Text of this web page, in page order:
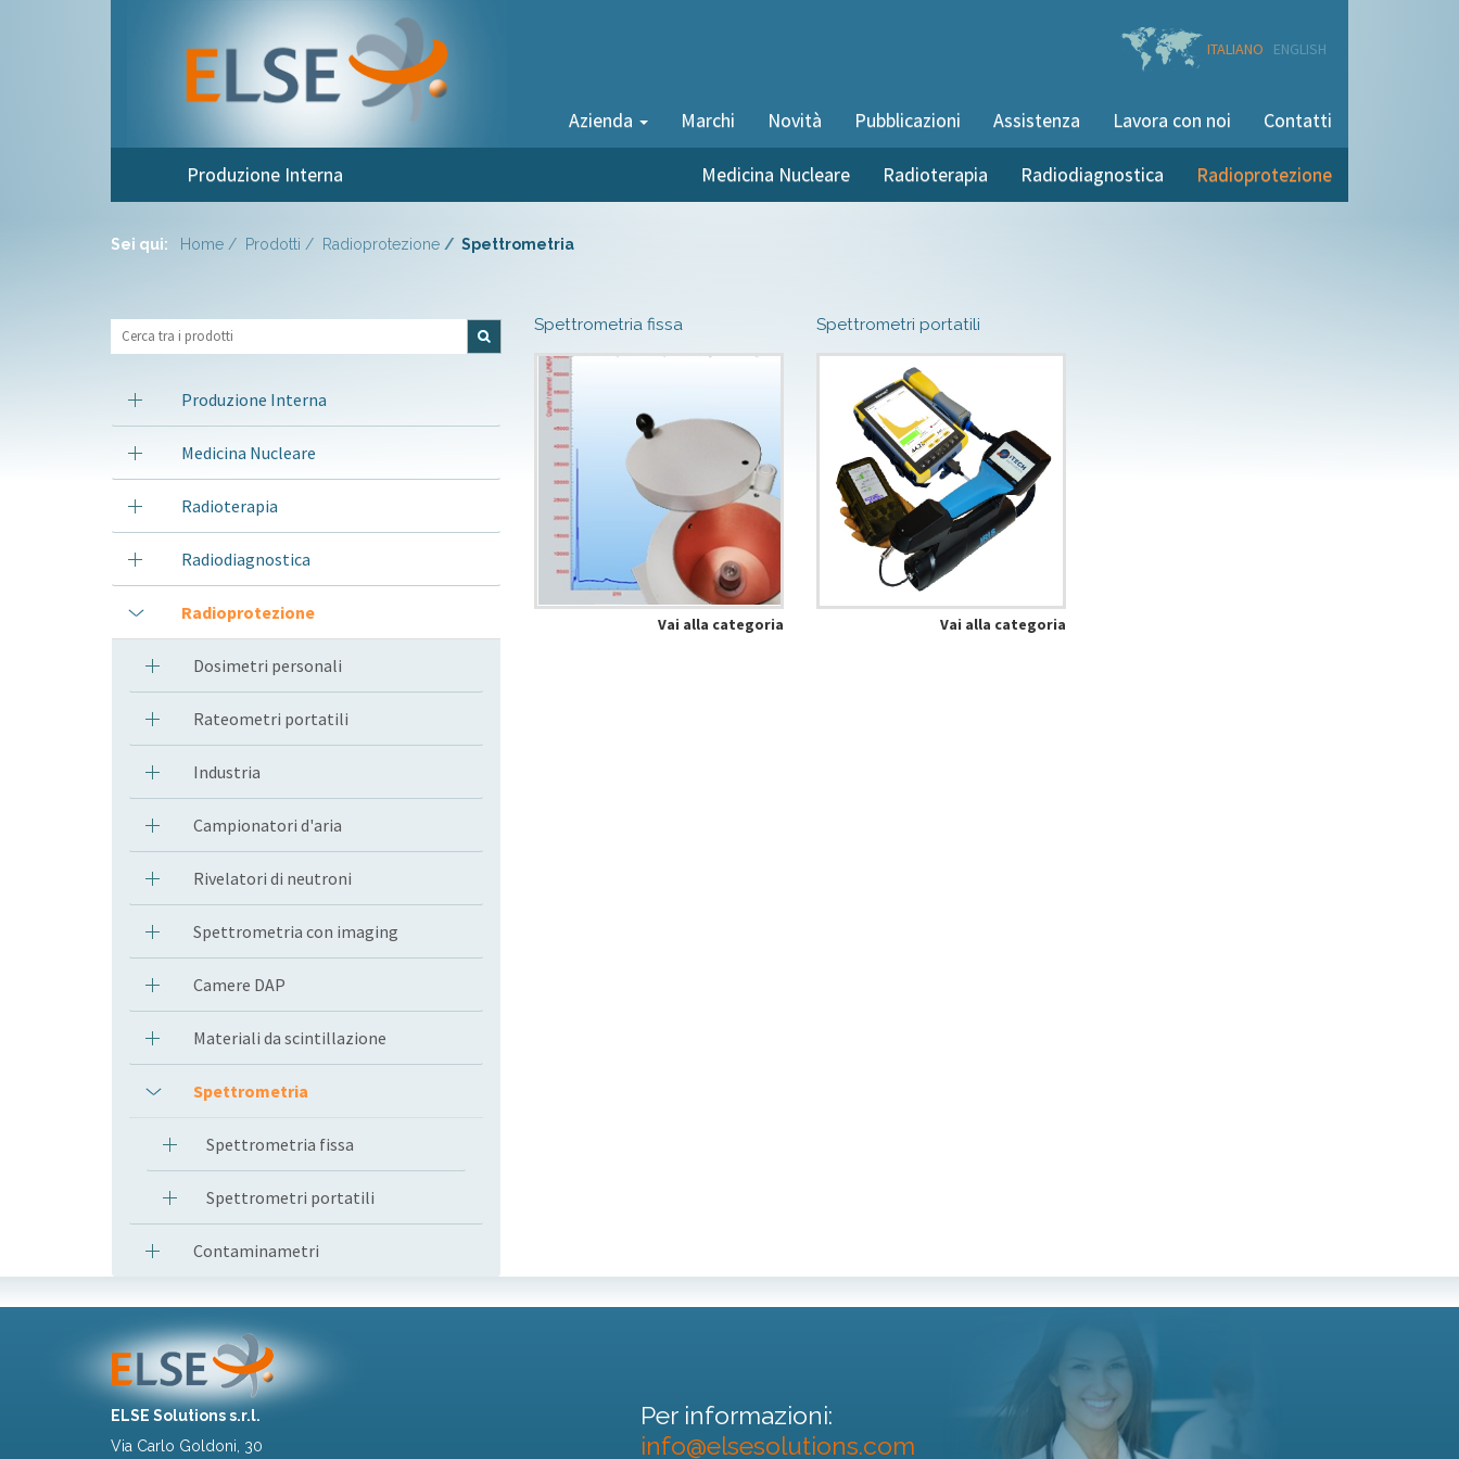
ITALIANO ENGLISH
Azienda Marchi Novità Pubblicazioni Assistenza Lavora con noi Contatti
Produzione Interna Radioprotezione
Radiodiagnostica
Radioterapia
Medicina Nucleare
Sei qui: Home Prodotti Radioprotezione Spettrometria
Produzione Interna
Medicina Nucleare
Radioterapia
Radiodiagnostica
Radioprotezione
Dosimetri personali
Rateometri portatili
Industria
Campionatori d'aria
Rivelatori di neutroni
Spettrometria con imaging
Camere DAP
Materiali da scintillazione
Spettrometria
Spettrometria fissa
Spettrometri portatili
Contaminametri
Spettrometria fissa
Vai alla categoria
Spettrometri portatili
Vai alla categoria
ELSE Solutions s.r.l.
Via Carlo Goldoni, 30
Per informazioni:
info@elsesolutions.com